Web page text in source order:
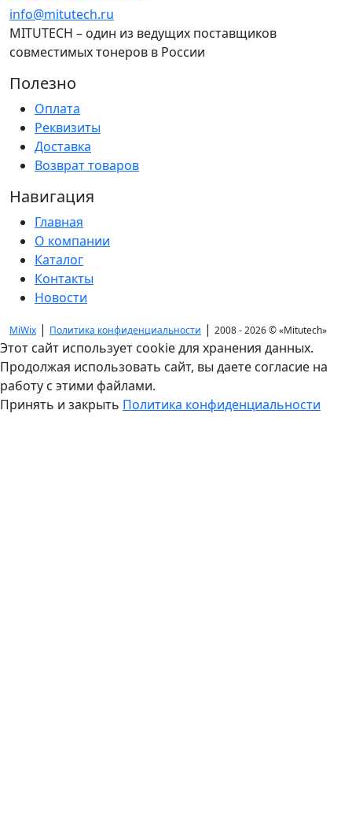
info@mitutech.ru
MITUTECH – один из ведущих поставщиков
совместимых тонеров в России
Полезно
Оплата
Реквизиты
Доставка
Возврат товаров
Навигация
Главная
О компании
Каталог
Контакты
Новости
MiWix | Политика конфиденциальности | 2008 - 2026 ©«Mitutech»
Этот сайт использует cookie для хранения данных.
Продолжая использовать сайт, вы даете согласие на
работу с этими файлами.
Принять и закрыть Политика конфиденциальности